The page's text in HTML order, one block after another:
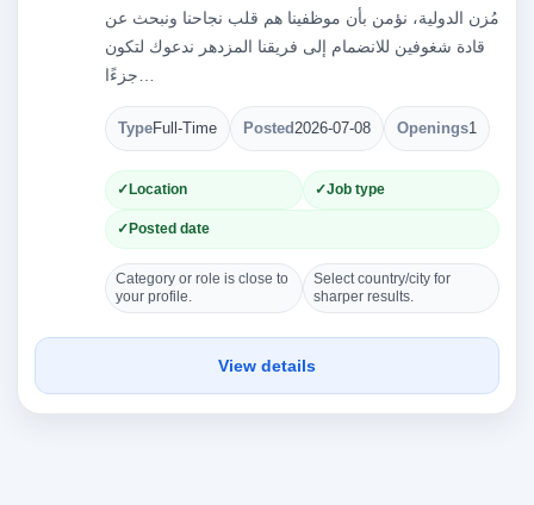
مُزن الدولية، نؤمن بأن موظفينا هم قلب نجاحنا ونبحث عن
قادة شغوفين للانضمام إلى فريقنا المزدهر ندعوك لتكون
TypeFull-Time Posted2026-07-08 Openings1
Location Job type
Posted date
Category or role is close to
your profile.
Select country/city for
sharper results.
View details